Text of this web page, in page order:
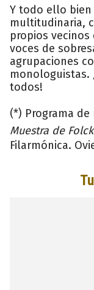
Y todo ello bien
multitudinaria,
propios vecinos
voces de
agrupaciones
monologuistas.
todos!
(*) Programa
Muestra de
Filarmónica.